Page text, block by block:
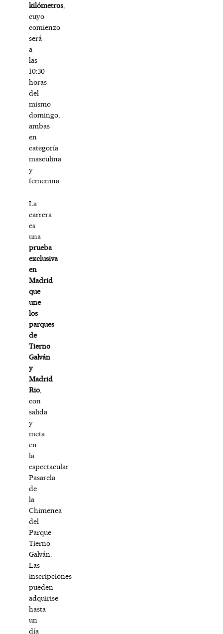
kilómetros,
cuyo
comienzo
será
a
las
10:30
horas
del
mismo
domingo,
ambas
en
categoría
masculina
y
femenina.
La
carrera
es
una
prueba
exclusiva
en
Madrid
que
une
los
parques
de
Tierno
Galván
y
Madrid
Rio,
con
salida
y
meta
en
la
espectacular
Pasarela
de
la
Chimenea
del
Parque
Tierno
Galván.
Las
inscripciones
pueden
adquirise
hasta
un
día